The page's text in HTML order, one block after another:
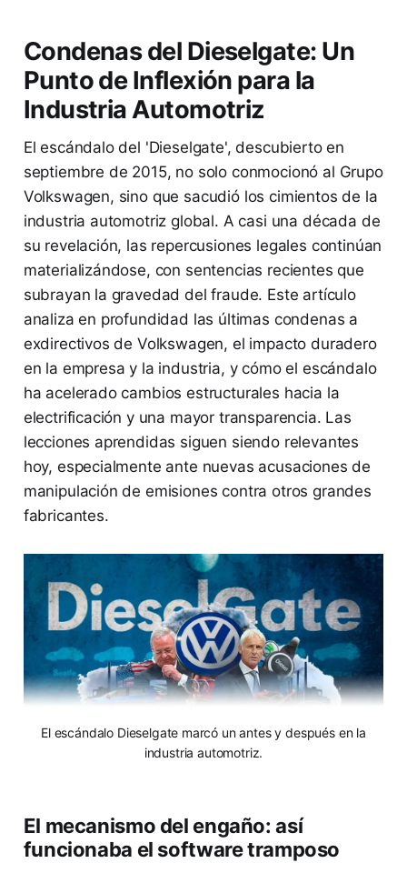
Condenas del Dieselgate: Un
Punto de Inflexión para la
Industria Automotriz
El escándalo del 'Dieselgate', descubierto en
septiembre de 2015, no solo conmocionó al Grupo
Volkswagen, sino que sacudió los cimientos de la
industria automotriz global. A casi una década de
su revelación, las repercusiones legales continúan
materializándose, con sentencias recientes que
subrayan la gravedad del fraude. Este artículo
analiza en profundidad las últimas condenas a
exdirectivos de Volkswagen, el impacto duradero
en la empresa y la industria, y cómo el escándalo
ha acelerado cambios estructurales hacia la
electrificación y una mayor transparencia. Las
lecciones aprendidas siguen siendo relevantes
hoy, especialmente ante nuevas acusaciones de
manipulación de emisiones contra otros grandes
fabricantes.
El escándalo Dieselgate marcó un antes y después en la
industria automotriz.
El mecanismo del engaño: así
funcionaba el software tramposo